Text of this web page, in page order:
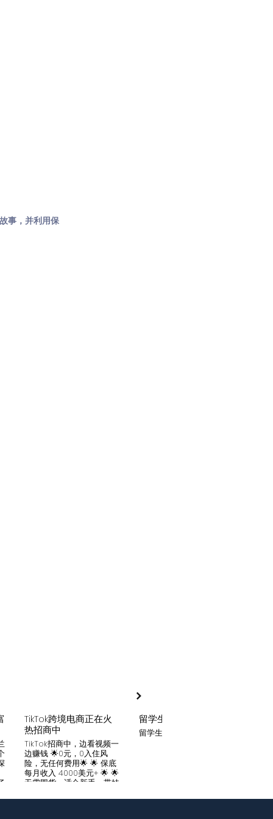
事，并利用保
TikTok跨境电商正在火
热招商中
TikTok招商中，边看视频一
边赚钱 🌟0元，0入住风
险，无任何费用🌟 🌟 保底
每月收入 4000美元+ 🌟 🌟
无需囤货，适合新手，带娃
商，有来自世界各地的服
留学生贷款
留学生贷款专业平台
风险